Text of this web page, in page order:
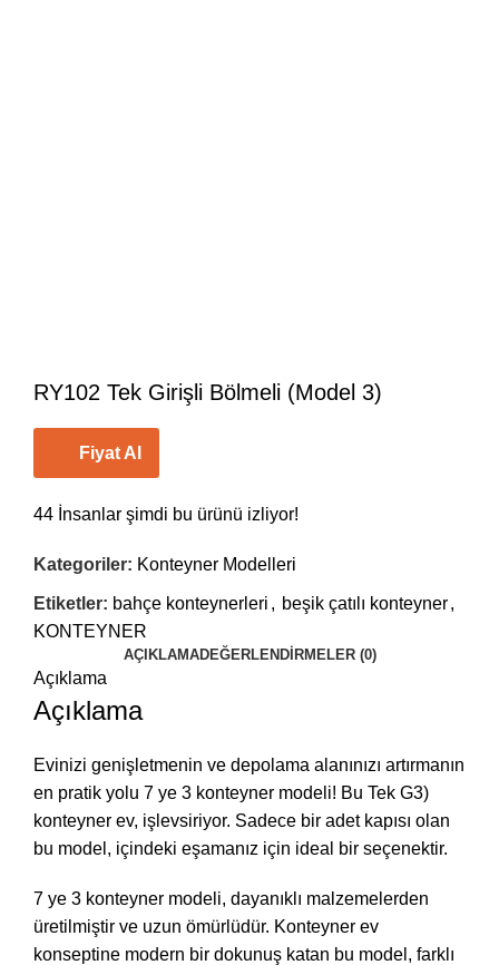
RY102 Tek Girişli Bölmeli (Model 3)
Fiyat Al
44 İnsanlar şimdi bu ürünü izliyor!
Kategoriler: Konteyner Modelleri
Etiketler: bahçe konteynerleri , beşik çatılı konteyner,
KONTEYNER
AÇIKLAMADEĞERLENDIRMELER (0)
Açıklama
Açıklama
Evinizi genişletmenin ve depolama alanınızı artırmanın
en pratik yolu 7 ye 3 konteyner modeli! Bu Tek G3)
konteyner ev, işlevsiriyor. Sadece bir adet kapısı olan
bu model, içindeki eşamanız için ideal bir seçenektir.
7 ye 3 konteyner modeli, dayanıklı malzemelerden
üretilmiştir ve uzun ömürlüdür. Konteyner ev
konseptine modern bir dokunuş katan bu model, farklı